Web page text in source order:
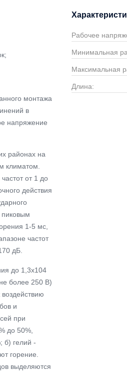
монтажа
в
напряжение
районах на
климатом.
от 1 до
действия
пиковым
1-5 мс,
частот
дБ.
до 1,3х104
более 250 В)
и
при
до 50%,
б) гелий -
горение.
выделяются
Рабочее
Минимальная
Максимальная
Длина: